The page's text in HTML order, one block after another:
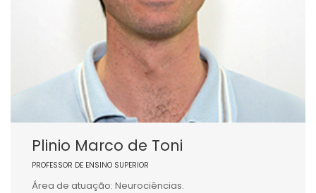
Plinio Marco de Toni
PROFESSOR DE ENSINO SUPERIOR
Área de atuação: Neurociências.